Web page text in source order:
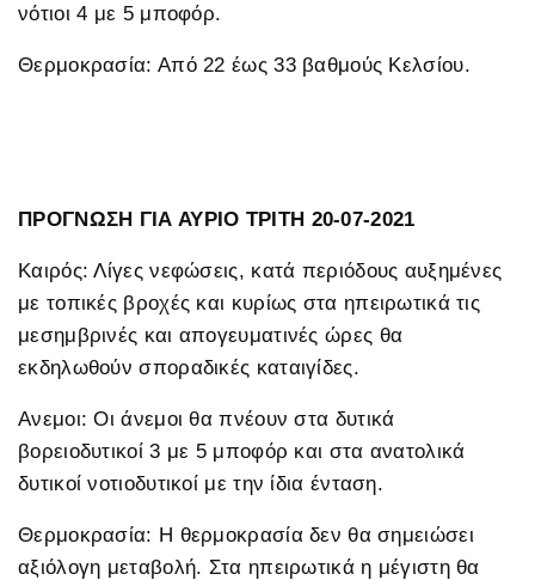
νότιοι 4 με 5 μποφόρ.
Θερμοκρασία: Από 22 έως 33 βαθμούς Κελσίου.
ΠΡΟΓΝΩΣΗ ΓΙΑ ΑΥΡΙΟ ΤΡΙΤΗ 20-07-2021
Καιρός: Λίγες νεφώσεις, κατά περιόδους αυξημένες
με τοπικές βροχές και κυρίως στα ηπειρωτικά τις
μεσημβρινές και απογευματινές ώρες θα
εκδηλωθούν σποραδικές καταιγίδες.
Ανεμοι: Οι άνεμοι θα πνέουν στα δυτικά
βορειοδυτικοί 3 με 5 μποφόρ και στα ανατολικά
δυτικοί νοτιοδυτικοί με την ίδια ένταση.
Θερμοκρασία: Η θερμοκρασία δεν θα σημειώσει
αξιόλογη μεταβολή. Στα ηπειρωτικά η μέγιστη θα